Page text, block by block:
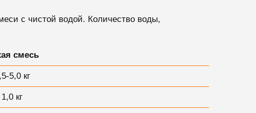
с чистой водой. Количество воды,
смесь
5,0 кг
1,0 кг